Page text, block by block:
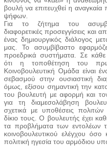
βουλή να επιτευχθεί η
ψήφων.
Για το ζήτημα του
διαφορετικές προσεγγίσεις και
ένας δημιουργικός διάλογος
μας. Το ασυμβίβαστο
προεδρικά συστήματα. Σε
ότι η τοποθέτηση του
Κοινοβουλευτική Ομάδα είναι
σεβασμού στην ουσιαστική
όμως, εξίσου σημαντική την
του βουλευτή με αφορμή και
για τη διαμεσολάβηση
σχετικά με υποθέσεις
δίκιο τους. Ο βουλευτής έχει
τα προβλήματα των εντολέων
κοινοβουλευτικού ελέγχου όσο
πολιτική ηγεσία του αρμόδιου